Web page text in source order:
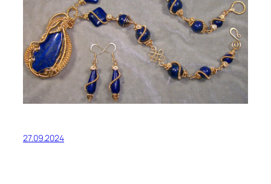
27.09.2024